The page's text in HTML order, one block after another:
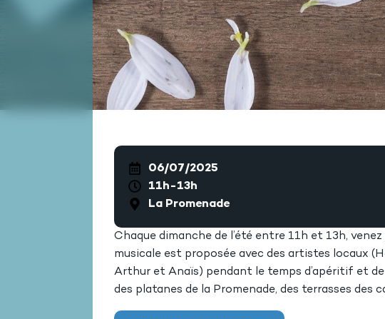
06/07/2025
11h-13h
La Promenade
Chaque dimanche de l’été entre 11h et 13h,
musicale est proposée avec des artistes locaux
Arthur et Anaïs) pendant le temps d’apéritif et de
des platanes de la Promenade, des terrasses des